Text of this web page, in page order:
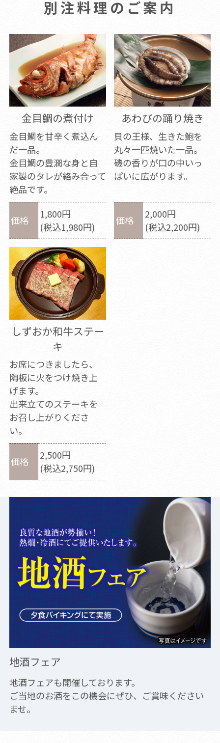
別注料理のご案内
金目鯛の煮付け
金目鯛を甘辛く煮込ん
だ一品。
金目鯛の豊潤な身と自
家製のタレが絡み合って
絶品です。
価格
1,800円
(税込1,980円)
あわびの踊り焼き
貝の王様、生きた鮑を
丸々一匹焼いた一品。
磯の香りが口の中いっ
ぱいに広がります。
価格
2,000円
(税込2,200円)
しずおか和牛ステー
キ
お席につきましたら、
陶板に火をつけ焼き上
げます。
出来立てのステーキを
お召し上がりくださ
い。
価格
2,500円
(税込2,750円)
地酒フェア
地酒フェアも開催しております。
ご当地のお酒をこの機会にぜひ、ご賞味ください
ませ。